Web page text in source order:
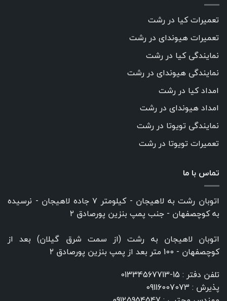
تعمیرات کیا در رشت
تعمیرات هیوندای در رشت
نمایندگی کیا در رشت
نمایندگی هیوندای در رشت
امداد کیا در رشت
امداد هیوندای در رشت
نمایندگی تویوتا در رشت
تعمیرات تویوتا در رشت
تماس با ما
اتوبان رشت به لاهیجان - کیلومتر ۷ جاده لاهیجان - نرسیده
به کوچصفهان - جنب پمپ بنزین پورصادق ۲
اتوبان لاهیجان به رشت (از سمت شرق گیلان) بعد از
کوچصفهان - 100 متر بعد از پمپ بنزین پورصادق ۲
تلفن دفتر : 15-01334567713
پذیرش : 09116007073